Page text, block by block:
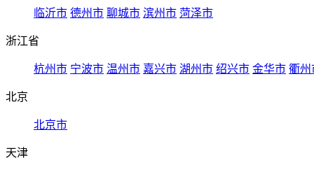
临沂市 德州市 聊城市 滨州市 菏泽市
浙江省
杭州市 宁波市 温州市 嘉兴市 湖州市 绍兴市 金华市 衢州
北京
北京市
天津